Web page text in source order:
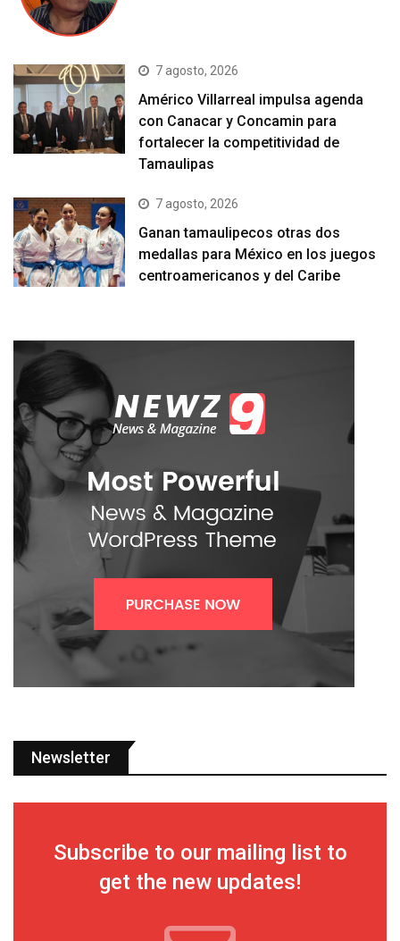
7 agosto, 2026
Américo Villarreal impulsa agenda
con Canacar y Concamin para
fortalecer la competitividad de
Tamaulipas
7 agosto, 2026
Ganan tamaulipecos otras dos
medallas para México en los juegos
centroamericanos y del Caribe
Newsletter
Subscribe to our mailing list to
get the new updates!